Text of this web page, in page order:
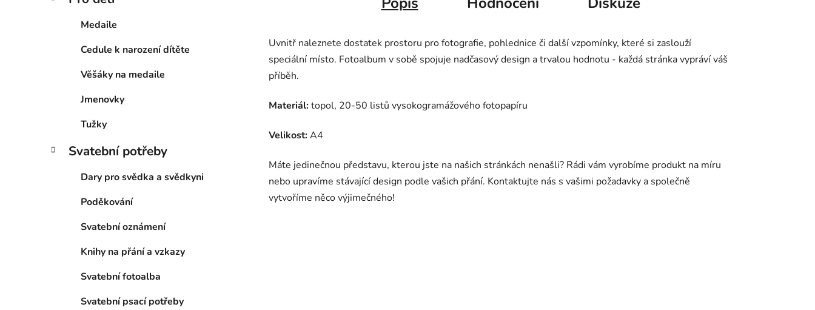
Medaile
Cedule k narození dítěte
Věšáky na medaile
Jmenovky
Tužky
Svatební potřeby
Dary pro svědka a svědkyni
Poděkování
Svatební oznámení
Knihy na přání a vzkazy
Svatební fotoalba
Svatební psací potřeby
Uvnitř naleznete dostatek prostoru pro fotografie, pohlednice či další vzpomínky, které si zaslouží
speciální místo. Fotoalbum v sobě spojuje nadčasový design a trvalou hodnotu - každá stránka vypráví váš
příběh.
Materiál:topol, 20-50 listů vysokogramážového fotopapíru
Velikost:A4
Máte jedinečnou představu, kterou jste na našich stránkách nenašli? Rádi vám vyrobíme produkt na míru
nebo upravíme stávající design podle vašich přání. Kontaktujte nás s vašimi požadavky a společně
vytvoříme něco výjimečného!